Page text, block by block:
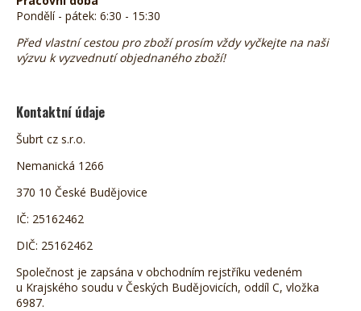
Pondělí - pátek: 6:30 - 15:30
Před vlastní cestou pro zboží prosím vždy vyčkejte na naši
výzvu k vyzvednutí objednaného zboží!
Kontaktní údaje
Šubrt cz s.r.o.
Nemanická 1266
370 10 České Budějovice
IČ: 25162462
DIČ: 25162462
Společnost je zapsána v obchodním rejstříku vedeném
u Krajského soudu v Českých Budějovicích, oddíl C, vložka
6987.